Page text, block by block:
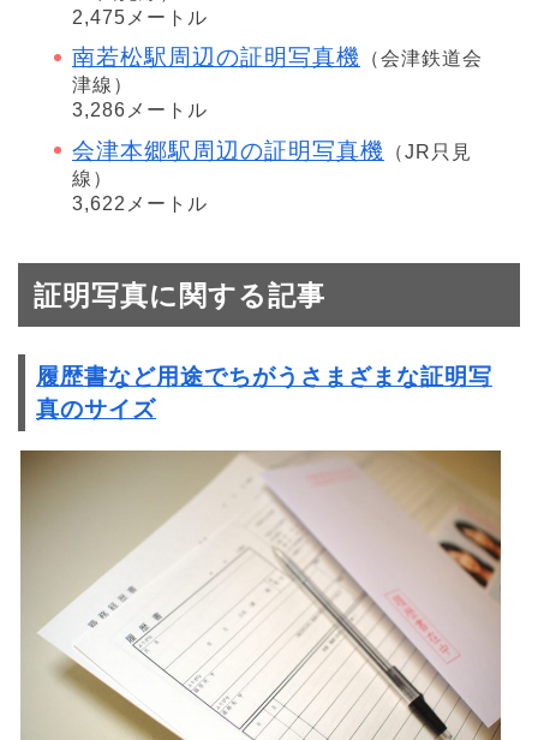
2,475メートル
南若松駅周辺の証明写真機
（会津鉄道会
津線）
3,286メートル
会津本郷駅周辺の証明写真機
（JR只見
線）
3,622メートル
証明写真に関する記事
履歴書など用途でちがうさまざまな証明写
真のサイズ